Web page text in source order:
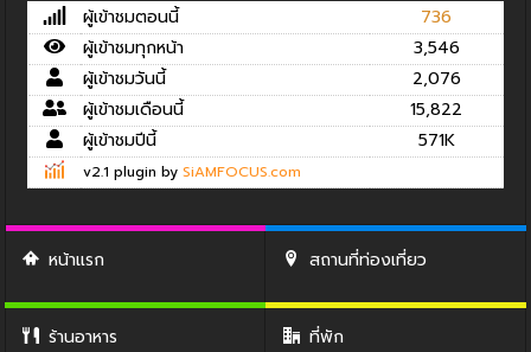
ผู้เข้าชมตอนนี้
736
ผู้เข้าชมทุกหน้า
3,546
ผู้เข้าชมวันนี้
2,076
ผู้เข้าชมเดือนนี้
15,822
ผู้เข้าชมปีนี้
571K
v2.1 plugin by SiAMFOCUS.com
หน้าแรก สถานที่ท่องเที่ยว
ร้านอาหาร ที่พัก